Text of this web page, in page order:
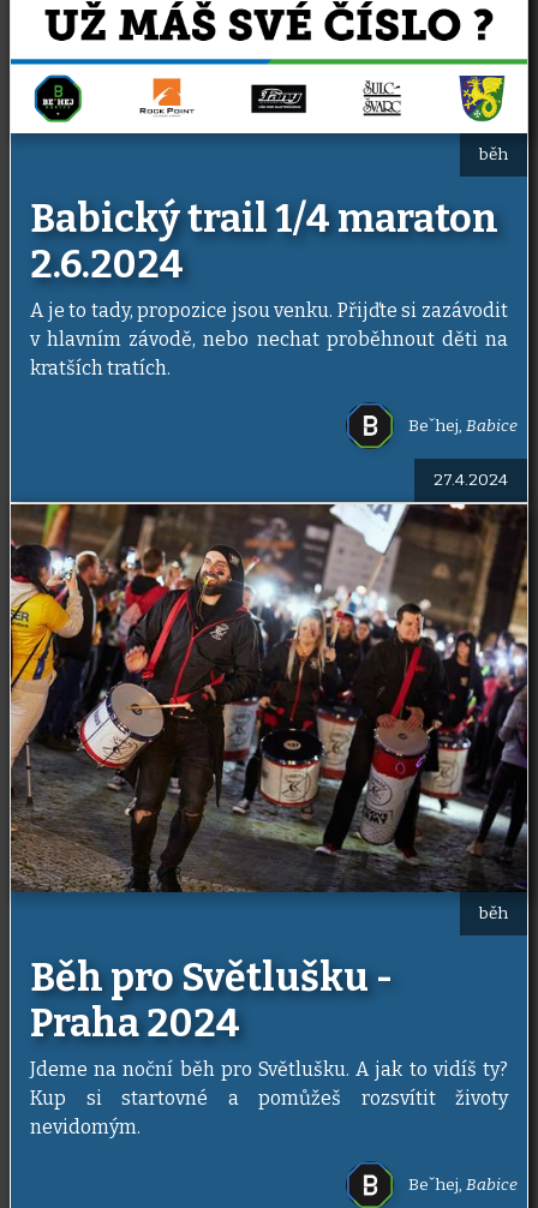
běh
Babický trail 1/4 maraton
2.6.2024
A je to tady, propozice jsou venku. Přijďte si zazávodit
v hlavním závodě, nebo nechat proběhnout děti na
kratších tratích.
Beˇhej, Babice
27.4.2024
běh
Běh pro Světlušku -
Praha 2024
Jdeme na noční běh pro Světlušku. A jak to vidíš ty?
Kup si startovné a pomůžeš rozsvítit životy
nevidomým.
Beˇhej, Babice